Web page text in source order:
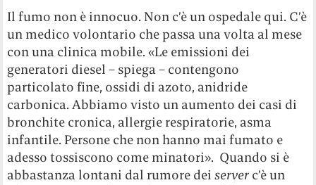
Il fumo non è innocuo. Non c’è un ospedale qui. C’è
un medico volontario che passa una volta al mese
con una clinica mobile. «Le emissioni dei
generatori diesel – spiega – contengono
particolato fine, ossidi di azoto, anidride
carbonica. Abbiamo visto un aumento dei casi di
bronchite cronica, allergie respiratorie, asma
infantile. Persone che non hanno mai fumato e
adesso tossiscono come minatori». Quando si è
abbastanza lontani dal rumore deiserver c’è un